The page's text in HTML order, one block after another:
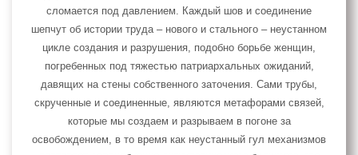
сломается под давлением. Каждый шов и соединение
шепчут об истории труда – нового и стального – неустанном
цикле создания и разрушения, подобно борьбе женщин,
погребенных под тяжестью патриархальных ожиданий,
давящих на стены собственного заточения. Сами трубы,
скрученные и соединенные, являются метафорами связей,
которые мы создаем и разрываем в погоне за
освобождением, в то время как неустанный гул механизмов